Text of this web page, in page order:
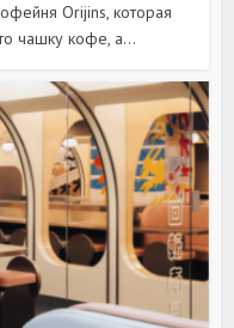
Orijins, которая
чашку кофе, а...